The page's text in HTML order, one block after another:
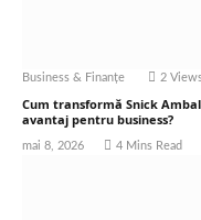
Business & Finanțe 2
Cum transformă Snick
avantaj pentru business?
mai 8, 2026 4 Mins Read